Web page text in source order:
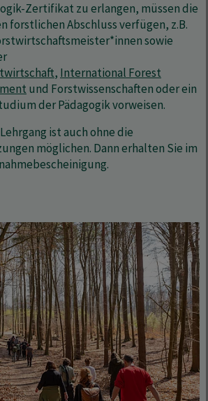
Zertifikat zu erlangen, müssen die
forstlichen Abschluss verfügen, z.B.
sowie
, International Forest
und Forstwissenschaften oder ein
der Pädagogik vorweisen.
ist auch ohne die
möglichen. Dann erhalten Sie im